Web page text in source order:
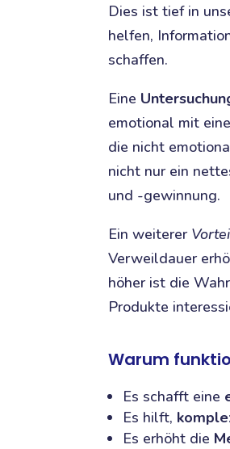
Dies ist tief in
helfen,
schaffen.
Eine
emotional mit
die nicht
nicht nur ein
und -gewinnung.
Ein weiterer
Verweildauer
höher ist die
Produkte
Warum
Es schafft eine
Es hilft,
Es erhöht die